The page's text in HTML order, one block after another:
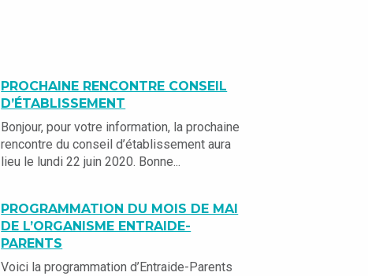
PROCHAINE RENCONTRE CONSEIL
D’ÉTABLISSEMENT
Bonjour, pour votre information, la prochaine
rencontre du conseil d’établissement aura
lieu le lundi 22 juin 2020. Bonne...
PROGRAMMATION DU MOIS DE MAI
DE L’ORGANISME ENTRAIDE-
PARENTS
Voici la programmation d’Entraide-Parents